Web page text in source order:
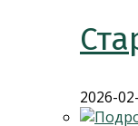
2026-